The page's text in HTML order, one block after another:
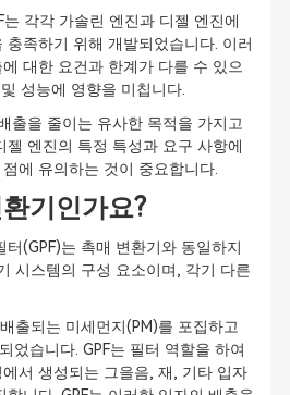
각각 가솔린 엔진과 디젤 엔진에
충족하기 위해 개발되었습니다. 이러
대한 요건과 한계가 다를 수 있으
성능에 영향을 미칩니다.
출을 줄이는 유사한 목적을 가지고
젤 엔진의 특정 특성과 요구 사항에
에 유의하는 것이 중요합니다.
기인가요?
(GPF)는 촉매 변환기와 동일하지
시스템의 구성 요소이며, 각기 다른
출되는 미세먼지(PM)를 포집하고
었습니다. GPF는 필터 역할을 하여
서 생성되는 그을음, 재, 기타 입자